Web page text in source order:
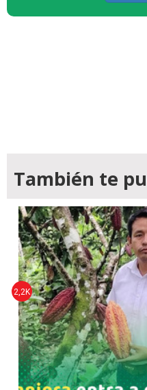
También te
2,2K